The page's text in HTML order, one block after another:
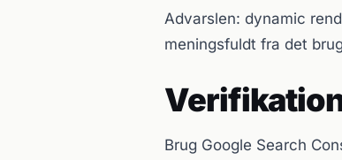
Advarslen: dynamic
meningsfuldt fra det
Brug Google Search